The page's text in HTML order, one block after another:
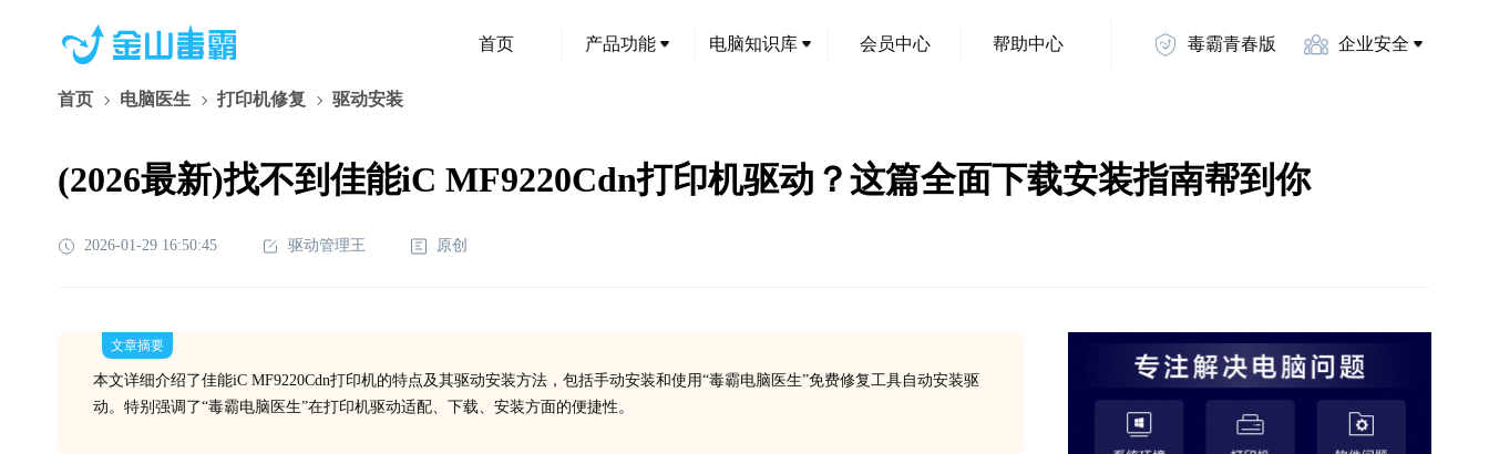
首页 产品功能 电脑知识库 会员中心 帮助中心 毒霸青春版 企业安全
首页 电脑医生 打印机修复 驱动安装
(2026最新)找不到佳能iC MF9220Cdn打印机驱动？这篇全面下载安装指南帮到你
2026-01-29 16:50:45 驱动管理王 原创
文章摘要
本文详细介绍了佳能iC MF9220Cdn打印机的特点及其驱动安装方法，包括手动安装和使用“毒霸电脑医生”免费修复工具自动安装驱
动。特别强调了“毒霸电脑医生”在打印机驱动适配、下载、安装方面的便捷性。